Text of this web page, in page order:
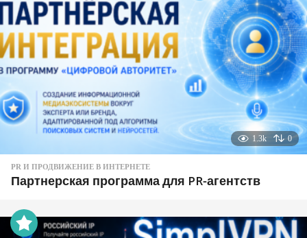
1.3k 0
PR И ПРОДВИЖЕНИЕ В ИНТЕРНЕТЕ
Партнерская программа для PR-агентств